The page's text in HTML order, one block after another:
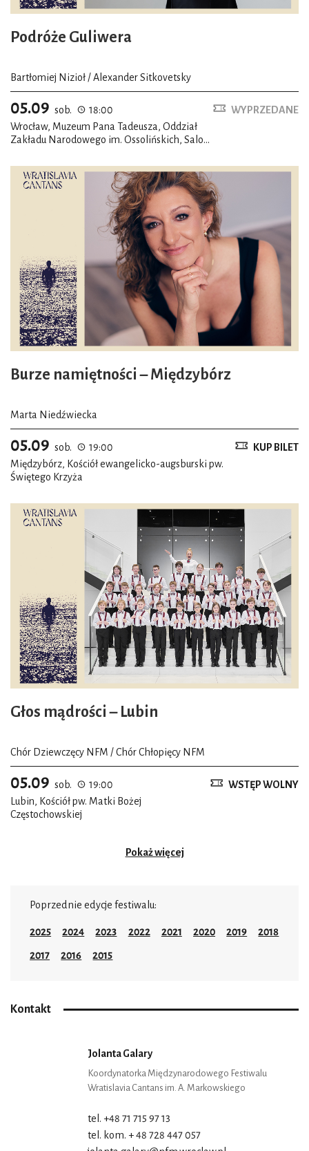
Podróże Guliwera
Bartłomiej Nizioł / Alexander Sitkovetsky
05.09 sob.
18:00
Wrocław, Muzeum Pana Tadeusza, Oddział
Zakładu Narodowego im. Ossolińskich, Salon
WYPRZEDANE
Burze namiętności – Międzybórz
Marta Niedźwiecka
05.09 sob.
19:00
Międzybórz, Kościół ewangelicko-augsburski pw.
Świętego Krzyża
KUP BILET
Głos mądrości – Lubin
Chór Dziewczęcy NFM / Chór Chłopięcy NFM
05.09 sob.
19:00
Lubin, Kościół pw. Matki Bożej
Częstochowskiej
WSTĘP WOLNY
Pokaż więcej
Poprzednie edycje festiwalu:
2025 2024 2023 2022 2021 2020 2019 2018
2017 2016 2015
Kontakt
Jolanta Galary
Koordynatorka Międzynarodowego Festiwalu
Wratislavia Cantans im. A. Markowskiego
tel. +48 71 715 97 13
tel. kom. + 48 728 447 057